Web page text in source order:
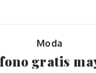
Moda
gratis